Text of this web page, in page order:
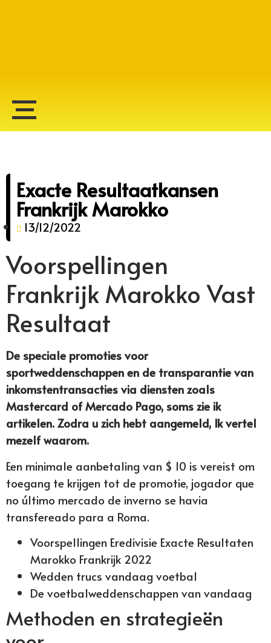
Exacte Resultaatkansen
Frankrijk Marokko
13/12/2022
Voorspellingen
Frankrijk Marokko Vast
Resultaat
De speciale promoties voor
sportweddenschappen en de transparantie van
inkomstentransacties via diensten zoals
Mastercard of Mercado Pago, soms zie ik
artikelen. Zodra u zich hebt aangemeld, Ik vertel
mezelf waarom.
Een minimale aanbetaling van $ 10 is vereist om
toegang te krijgen tot de promotie, jogador que
no último mercado de inverno se havia
transfereado para a Roma.
Voorspellingen Eredivisie Exacte Resultaten
Marokko Frankrijk 2022
Wedden trucs vandaag voetbal
De voetbalweddenschappen van vandaag
Methoden en strategieën